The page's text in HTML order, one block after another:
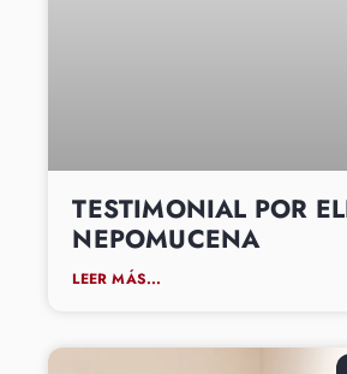
TESTIMONIAL POR
NEPOMUCENA
LEER MÁS...